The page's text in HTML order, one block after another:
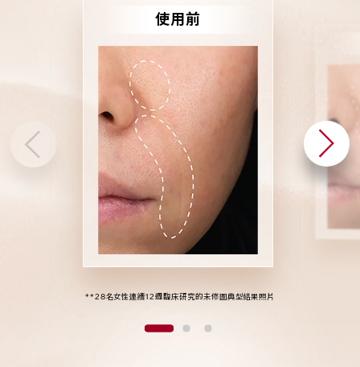
99
3
2
3
2
1
0
8
7
6
5
使用前
**28名女性連續12週臨床研究的未修圖典型結果照片